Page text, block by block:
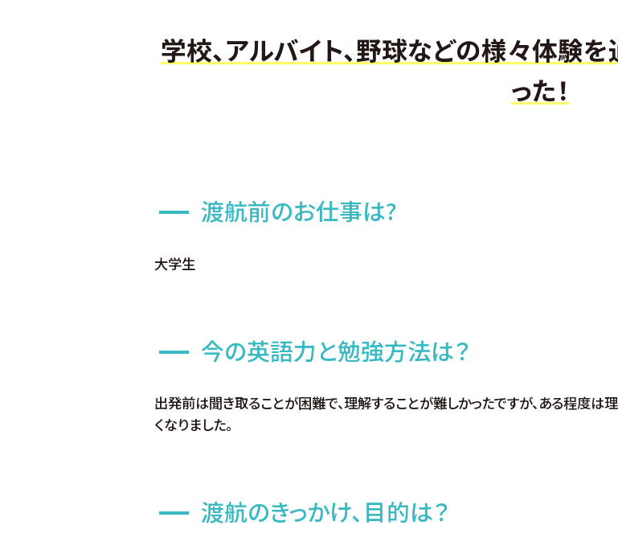
学校、アルバイト、野球などの様々体験
った！
渡航前のお仕事は?
大学生
今の英語力と勉強方法は？
出発前は聞き取ることが困難で、理解することが難しかったですが、ある程度は
くなりました。
渡航のきっかけ、目的は？